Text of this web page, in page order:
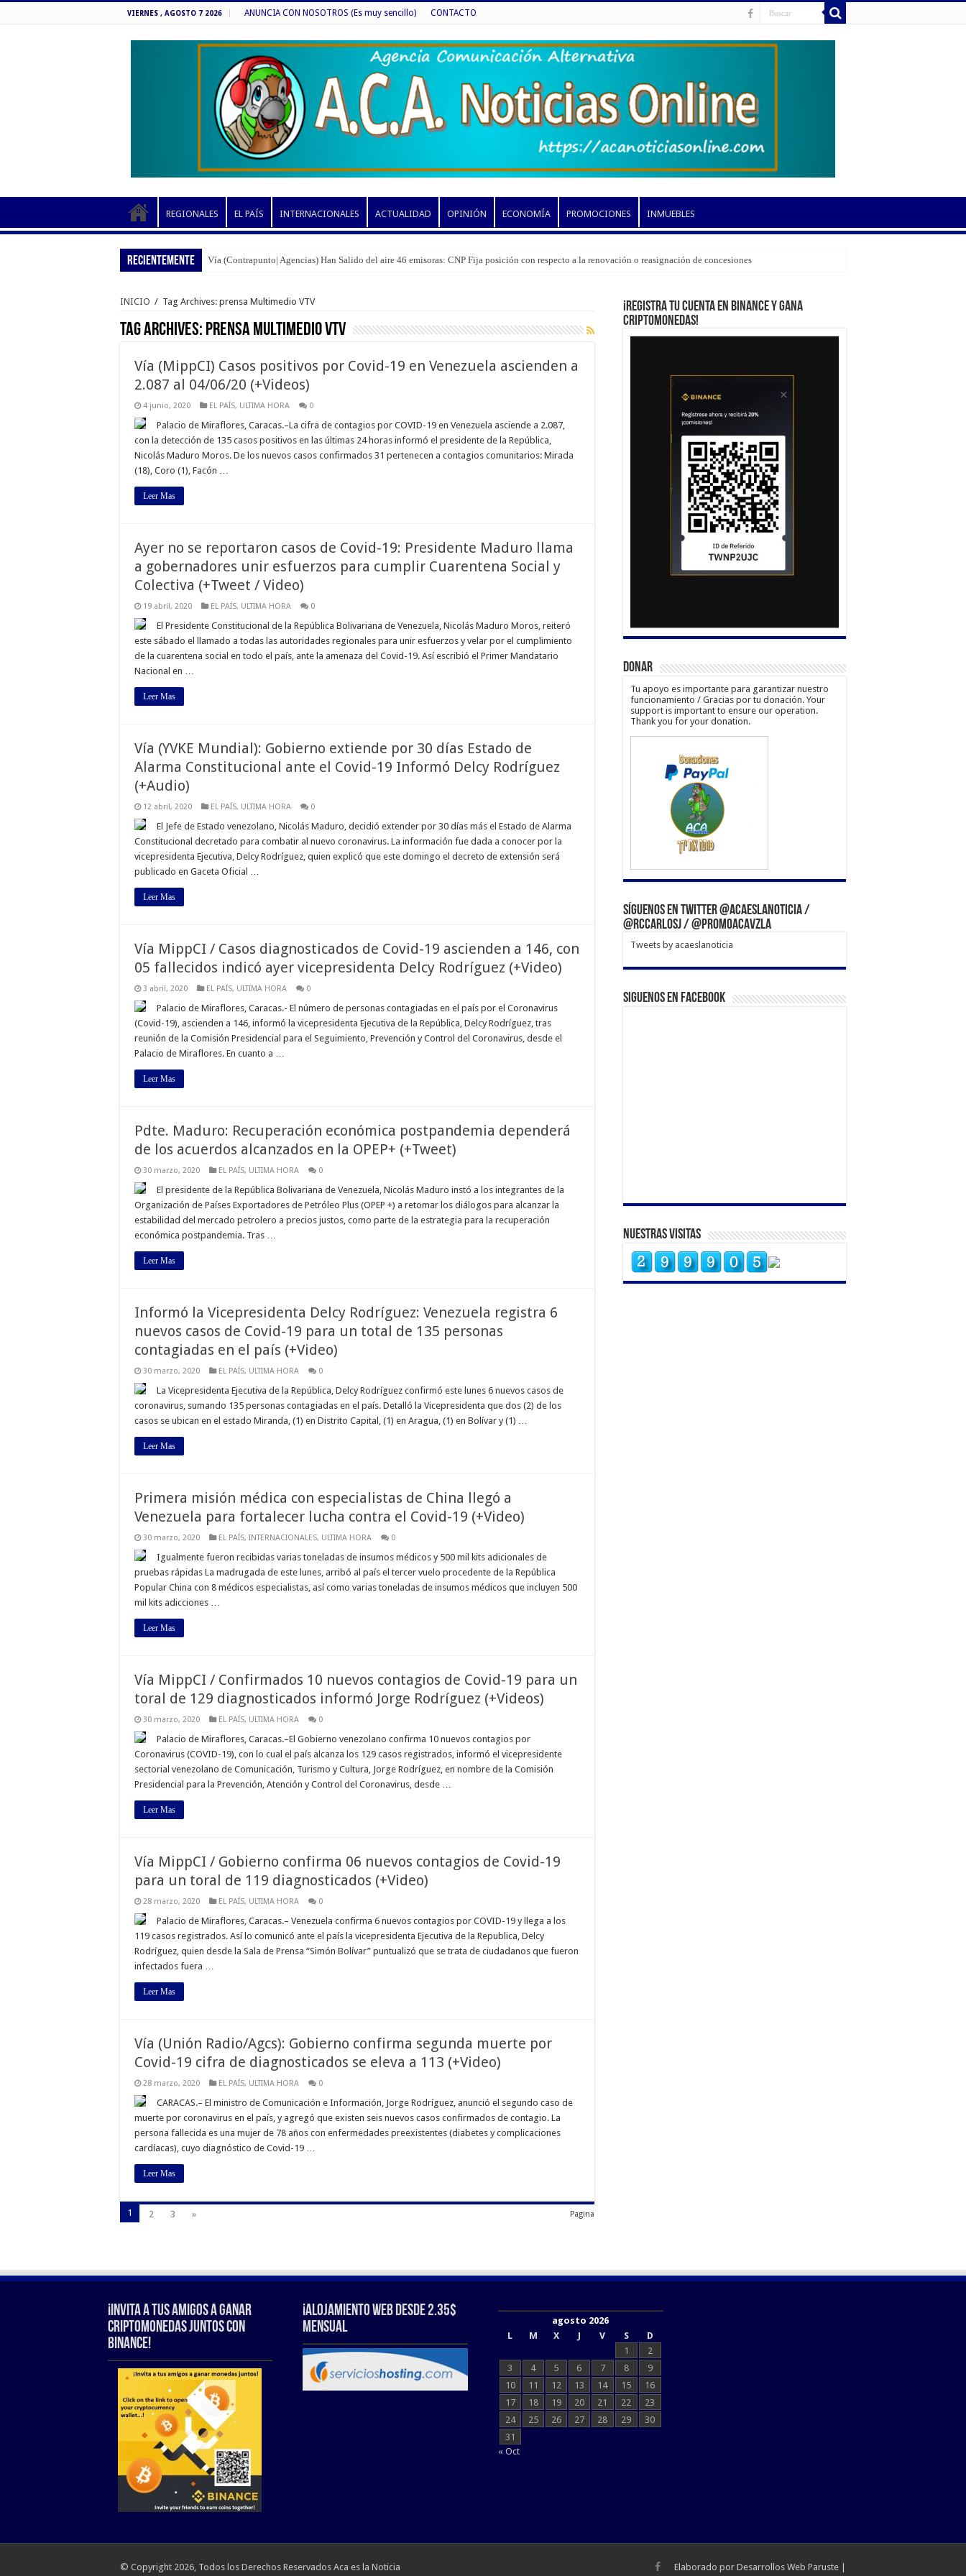
VIERNES , AGOSTO 7 2026 ANUNCIA CON NOSOTROS (Es muy sencillo) CONTACTO
REGIONALES EL PAÍS INTERNACIONALES ACTUALIDAD OPINIÓN ECONOMÍA PROMOCIONES INMUEBLES
RECIENTEMENTE Vía (Contrapunto| Agencias) Han Salido del aire 46 emisoras: CNP Fija posición con respecto a la renovación o reasignación de concesiones
INICIO / Tag Archives: prensa Multimedio VTV
Tag Archives: prensa Multimedio VTV
Vía (MippCI) Casos positivos por Covid-19 en Venezuela ascienden a
2.087 al 04/06/20 (+Videos)
4 junio, 2020 EL PAÍS, ULTIMA HORA 0
Palacio de Miraflores, Caracas.–La cifra de contagios por COVID-19 en Venezuela asciende a 2.087,
con la detección de 135 casos positivos en las últimas 24 horas informó el presidente de la República,
Nicolás Maduro Moros. De los nuevos casos confirmados 31 pertenecen a contagios comunitarios: Mirada
(18), Coro (1), Facón …
Leer Mas
Ayer no se reportaron casos de Covid-19: Presidente Maduro llama
a gobernadores unir esfuerzos para cumplir Cuarentena Social y
Colectiva (+Tweet / Video)
19 abril, 2020 EL PAÍS, ULTIMA HORA 0
El Presidente Constitucional de la República Bolivariana de Venezuela, Nicolás Maduro Moros, reiteró
este sábado el llamado a todas las autoridades regionales para unir esfuerzos y velar por el cumplimiento
de la cuarentena social en todo el país, ante la amenaza del Covid-19. Así escribió el Primer Mandatario
Nacional en …
Leer Mas
Vía (YVKE Mundial): Gobierno extiende por 30 días Estado de
Alarma Constitucional ante el Covid-19 Informó Delcy Rodríguez
(+Audio)
12 abril, 2020 EL PAÍS, ULTIMA HORA 0
El Jefe de Estado venezolano, Nicolás Maduro, decidió extender por 30 días más el Estado de Alarma
Constitucional decretado para combatir al nuevo coronavirus. La información fue dada a conocer por la
vicepresidenta Ejecutiva, Delcy Rodríguez, quien explicó que este domingo el decreto de extensión será
publicado en Gaceta Oficial …
Leer Mas
Vía MippCI / Casos diagnosticados de Covid-19 ascienden a 146, con
05 fallecidos indicó ayer vicepresidenta Delcy Rodríguez (+Video)
3 abril, 2020 EL PAÍS, ULTIMA HORA 0
Palacio de Miraflores, Caracas.- El número de personas contagiadas en el país por el Coronavirus
(Covid-19), ascienden a 146, informó la vicepresidenta Ejecutiva de la República, Delcy Rodríguez, tras
reunión de la Comisión Presidencial para el Seguimiento, Prevención y Control del Coronavirus, desde el
Palacio de Miraflores. En cuanto a …
Leer Mas
Pdte. Maduro: Recuperación económica postpandemia dependerá
de los acuerdos alcanzados en la OPEP+ (+Tweet)
30 marzo, 2020 EL PAÍS, ULTIMA HORA 0
El presidente de la República Bolivariana de Venezuela, Nicolás Maduro instó a los integrantes de la
Organización de Países Exportadores de Petróleo Plus (OPEP +) a retomar los diálogos para alcanzar la
estabilidad del mercado petrolero a precios justos, como parte de la estrategia para la recuperación
económica postpandemia. Tras …
Leer Mas
Informó la Vicepresidenta Delcy Rodríguez: Venezuela registra 6
nuevos casos de Covid-19 para un total de 135 personas
contagiadas en el país (+Video)
30 marzo, 2020 EL PAÍS, ULTIMA HORA 0
La Vicepresidenta Ejecutiva de la República, Delcy Rodríguez confirmó este lunes 6 nuevos casos de
coronavirus, sumando 135 personas contagiadas en el país. Detalló la Vicepresidenta que dos (2) de los
casos se ubican en el estado Miranda, (1) en Distrito Capital, (1) en Aragua, (1) en Bolívar y (1) …
Leer Mas
Primera misión médica con especialistas de China llegó a
Venezuela para fortalecer lucha contra el Covid-19 (+Video)
30 marzo, 2020 EL PAÍS, INTERNACIONALES, ULTIMA HORA 0
Igualmente fueron recibidas varias toneladas de insumos médicos y 500 mil kits adicionales de
pruebas rápidas La madrugada de este lunes, arribó al país el tercer vuelo procedente de la República
Popular China con 8 médicos especialistas, así como varias toneladas de insumos médicos que incluyen 500
mil kits adicciones …
Leer Mas
Vía MippCI / Confirmados 10 nuevos contagios de Covid-19 para un
toral de 129 diagnosticados informó Jorge Rodríguez (+Videos)
30 marzo, 2020 EL PAÍS, ULTIMA HORA 0
Palacio de Miraflores, Caracas.–El Gobierno venezolano confirma 10 nuevos contagios por
Coronavirus (COVID-19), con lo cual el país alcanza los 129 casos registrados, informó el vicepresidente
sectorial venezolano de Comunicación, Turismo y Cultura, Jorge Rodríguez, en nombre de la Comisión
Presidencial para la Prevención, Atención y Control del Coronavirus, desde …
Leer Mas
Vía MippCI / Gobierno confirma 06 nuevos contagios de Covid-19
para un toral de 119 diagnosticados (+Video)
28 marzo, 2020 EL PAÍS, ULTIMA HORA 0
Palacio de Miraflores, Caracas.– Venezuela confirma 6 nuevos contagios por COVID-19 y llega a los
119 casos registrados. Así lo comunicó ante el país la vicepresidenta Ejecutiva de la Republica, Delcy
Rodríguez, quien desde la Sala de Prensa “Simón Bolívar” puntualizó que se trata de ciudadanos que fueron
infectados fuera …
Leer Mas
Vía (Unión Radio/Agcs): Gobierno confirma segunda muerte por
Covid-19 cifra de diagnosticados se eleva a 113 (+Video)
28 marzo, 2020 EL PAÍS, ULTIMA HORA 0
CARACAS.– El ministro de Comunicación e Información, Jorge Rodríguez, anunció el segundo caso de
muerte por coronavirus en el país, y agregó que existen seis nuevos casos confirmados de contagio. La
persona fallecida es una mujer de 78 años con enfermedades preexistentes (diabetes y complicaciones
cardíacas), cuyo diagnóstico de Covid-19 …
Leer Mas
Pagina
1 2 3 »
¡Registra tu cuenta en Binance y gana
criptomonedas!
Donar
Tu apoyo es importante para garantizar nuestro
funcionamiento / Gracias por tu donación. Your
support is important to ensure our operation.
Thank you for your donation.
Síguenos en Twitter @acaeslanoticia /
@rccarlosj / @PromoACAVzla
Tweets by acaeslanoticia
Siguenos en Facebook
Nuestras Visitas
¡Invita a tus amigos a ganar
criptomonedas juntos con
Binance!
¡Alojamiento web Desde 2.35$
Mensual
agosto 2026
L
M X J V S
D
1
2
3
4 5 6 7 8
9
10
11 12 13 14 15
16
17
18 19 20 21 22
23
24
25 26 27 28 29
30
31
« Oct
Elaborado por Desarrollos Web Paruste
© Copyright 2026, Todos los Derechos Reservados Aca es la Noticia